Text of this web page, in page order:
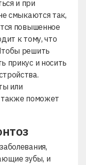
и при
смыкаются так,
повышенное
к тому, что
решить
прикус и носить
или
также поможет
зубы, и